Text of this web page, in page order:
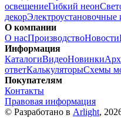
освещениеГибкий неон
декорЭлектроустановочные
О компании
О насПроизводствоНовости
Информация
КаталогиВидеоНовинки
ответКалькуляторыСхемы
Покупателям
Контакты
Правовая информация
© Разработано в Arlight,